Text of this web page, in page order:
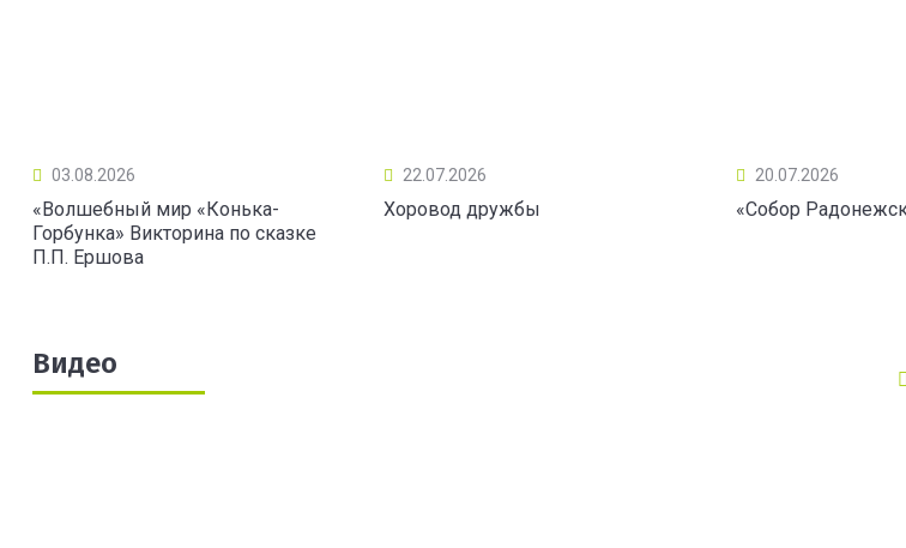
03.08.2026
«Волшебный мир «Конька-
Горбунка» Викторина по сказке
П.П. Ершова
22.07.2026
Хоровод дружбы
20.07.2026
«Собор
Видео